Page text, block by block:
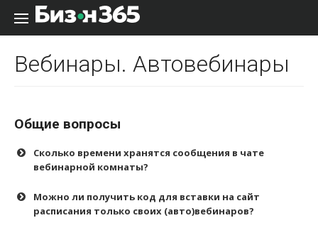
Перейти к содержанию
Вебинары. Автовебинары
Общие вопросы
Сколько времени хранятся сообщения в чате
вебинарной комнаты?
Можно ли получить код для вставки на сайт
расписания только своих (авто)вебинаров?